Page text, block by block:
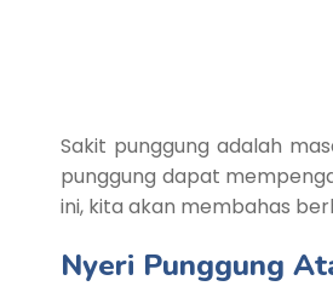
Sakit punggung adalah
punggung dapat
ini, kita akan membahas
Nyeri Punggung